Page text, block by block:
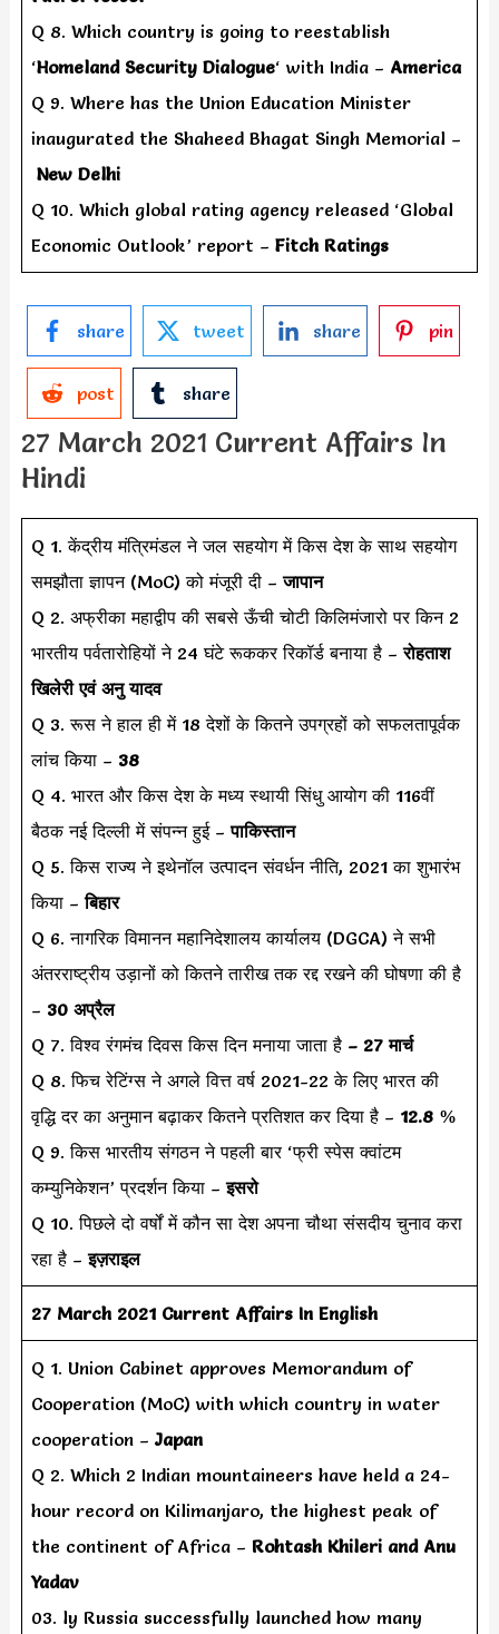
Q 8. Which country is going to reestablish
‘Homeland Security Dialogue‘ with India – America
Q 9. Where has the Union Education Minister
inaugurated the Shaheed Bhagat Singh Memorial –
New Delhi
Q 10. Which global rating agency released ‘Global
Economic Outlook’ report – Fitch Ratings
share tweet share pin
post share
27 March 2021 Current Affairs In
Hindi
Q 1. केंद्रीय मंत्रिमंडल ने जल सहयोग में किस देश के साथ सहयोग
समझौता ज्ञापन (MoC) को मंजूरी दी –जापान
Q 2. अफ्रीका महाद्वीप की सबसे ऊँची चोटी किलिमंजारो पर किन 2
भारतीय पर्वतारोहियों ने 24 घंटे रूककर रिकॉर्ड बनाया है –रोहताश
खिलेरी एवं अनु यादव
Q 3. रूस ने हाल ही में 18 देशों के कितने उपग्रहों को सफलतापूर्वक
लांच किया – 38
Q 4. भारत और किस देश के मध्य स्थायी सिंधु आयोग की 116वीं
बैठक नई दिल्ली में संपन्न हुई –पाकिस्तान
Q 5. किस राज्य ने इथेनॉल उत्पादन संवर्धन नीति, 2021 का शुभारंभ
किया –बिहार
Q 6. नागरिक विमानन महानिदेशालय कार्यालय (DGCA) ने सभी
अंतरराष्ट्रीय उड़ानों को कितने तारीख तक रद्द रखने की घोषणा की है
– 30 अप्रैल
Q 7. विश्व रंगमंच दिवस किस दिन मनाया जाता है – 27 मार्च
Q 8. फिच रेटिंग्स ने अगले वित्त वर्ष 2021-22 के लिए भारत की
वृद्धि दर का अनुमान बढ़ाकर कितने प्रतिशत कर दिया है – 12.8 %
Q 9. किस भारतीय संगठन ने पहली बार ‘फ्री स्पेस क्वांटम
कम्युनिकेशन’ प्रदर्शन किया –इसरो
Q 10. पिछले दो वर्षों में कौन सा देश अपना चौथा संसदीय चुनाव करा
रहा है –इज़राइल
27 March 2021 Current Affairs In English
Q 1. Union Cabinet approves Memorandum of
Cooperation (MoC) with which country in water
cooperation – Japan
Q 2. Which 2 Indian mountaineers have held a 24-
hour record on Kilimanjaro, the highest peak of
the continent of Africa – Rohtash Khileri and Anu
Yadav
03. ly Russia successfully launched how many